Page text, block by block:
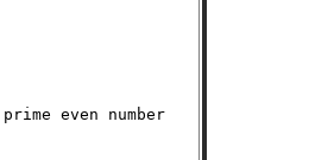
even number